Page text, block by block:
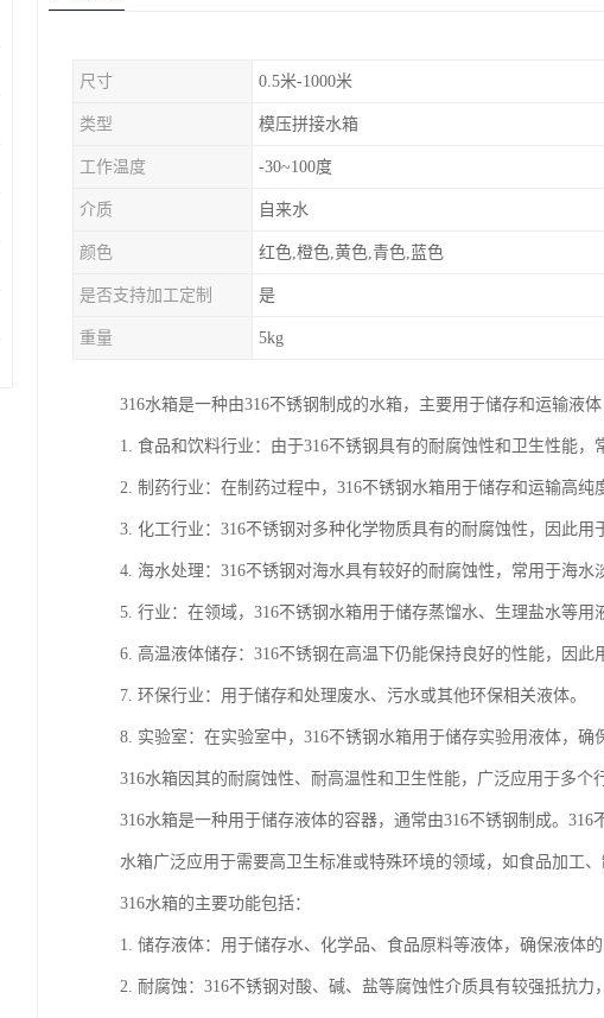
尺寸 0.5米-1000米
类型 模压拼接水箱
工作温度 -30~100度
介质 自来水
颜色 红色,橙色,黄色,青色,蓝色
是否支持加工定制 是
重量 5kg
316水箱是一种由316不锈钢制成的水箱，主要用于储存和运输液
1. 食品和饮料行业：由于316不锈钢具有的耐腐蚀性和卫生性能，
2. 制药行业：在制药过程中，316不锈钢水箱用于储存和运输高纯
3. 化工行业：316不锈钢对多种化学物质具有的耐腐蚀性，因此用
4. 海水处理：316不锈钢对海水具有较好的耐腐蚀性，常用于海水
5. 行业：在领域，316不锈钢水箱用于储存蒸馏水、生理盐水等用
6. 高温液体储存：316不锈钢在高温下仍能保持良好的性能，因此
7. 环保行业：用于储存和处理废水、污水或其他环保相关液体。
8. 实验室：在实验室中，316不锈钢水箱用于储存实验用液体，确
316水箱因其的耐腐蚀性、耐高温性和卫生性能，广泛应用于多个
316水箱是一种用于储存液体的容器，通常由316不锈钢制成。
水箱广泛应用于需要高卫生标准或特殊环境的领域，如食品加工、
316水箱的主要功能包括：
1. 储存液体：用于储存水、化学品、食品原料等液体，确保液体的
2. 耐腐蚀：316不锈钢对酸、碱、盐等腐蚀性介质具有较强抵抗力